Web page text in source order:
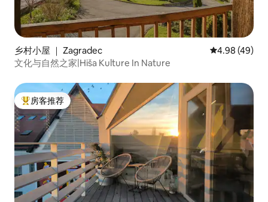
乡村小屋 ｜ Zagradec 平均评分
4.98 (49)
文化与自然之家|Hiša Kulture In Nature
热门「房客推荐」
房客推荐